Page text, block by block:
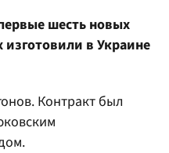
шесть новых
изготовили в Украине
Контракт был